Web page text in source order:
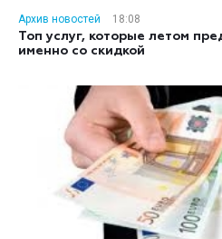
Архив новостей
18:08
Топ услуг, которые летом
именно со скидкой